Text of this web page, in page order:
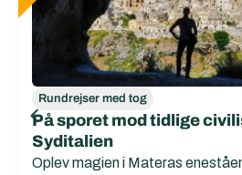
Rundrejser med tog
På sporet mod tidlige
Syditalien
Oplev magien i Materas